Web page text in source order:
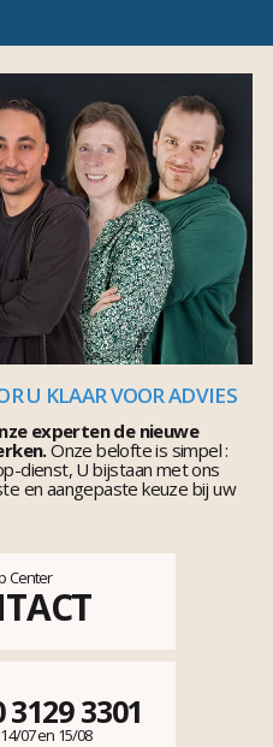
U KLAAR VOOR ADVIES
experten de nieuwe
Onze belofte is simpel :
dienst, U bijstaan met ons
en aangepaste keuze bij uw
Center
3129 3301
07 en 15/08